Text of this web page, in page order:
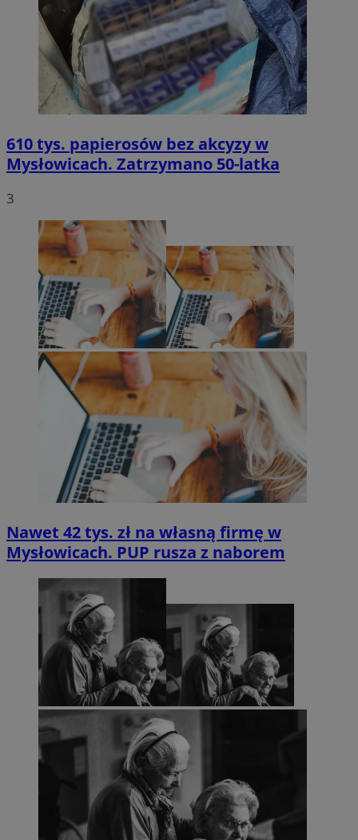
610 tys. papierosów bez akcyzy w
Mysłowicach. Zatrzymano 50-latka
3
Nawet 42 tys. zł na własną firmę w
Mysłowicach. PUP rusza z naborem